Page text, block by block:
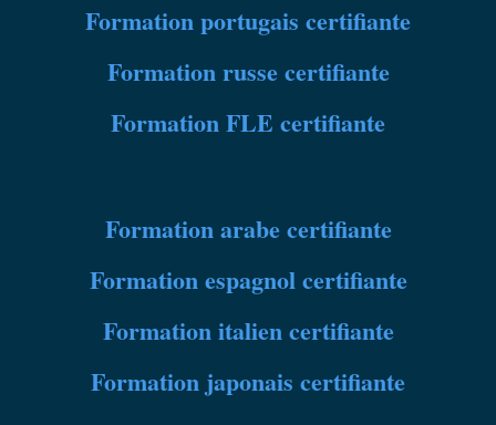
Formationportugais certifiante
Formation russe certifiante
Formation FLE certifiante
Formation arabe certifiante
Formation espagnol certifiante
Formation italien certifiante
Formation japonais certifiante